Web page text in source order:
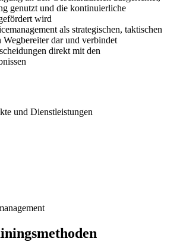
genutzt und die kontinuierliche
wird
als strategischen, taktischen
Wegbereiter dar und verbindet
direkt mit den
und Dienstleistungen